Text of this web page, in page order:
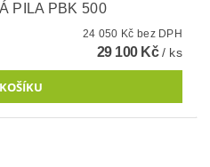
PILA PBK 500
24 050 Kč bez DPH
29 100 Kč/ ks